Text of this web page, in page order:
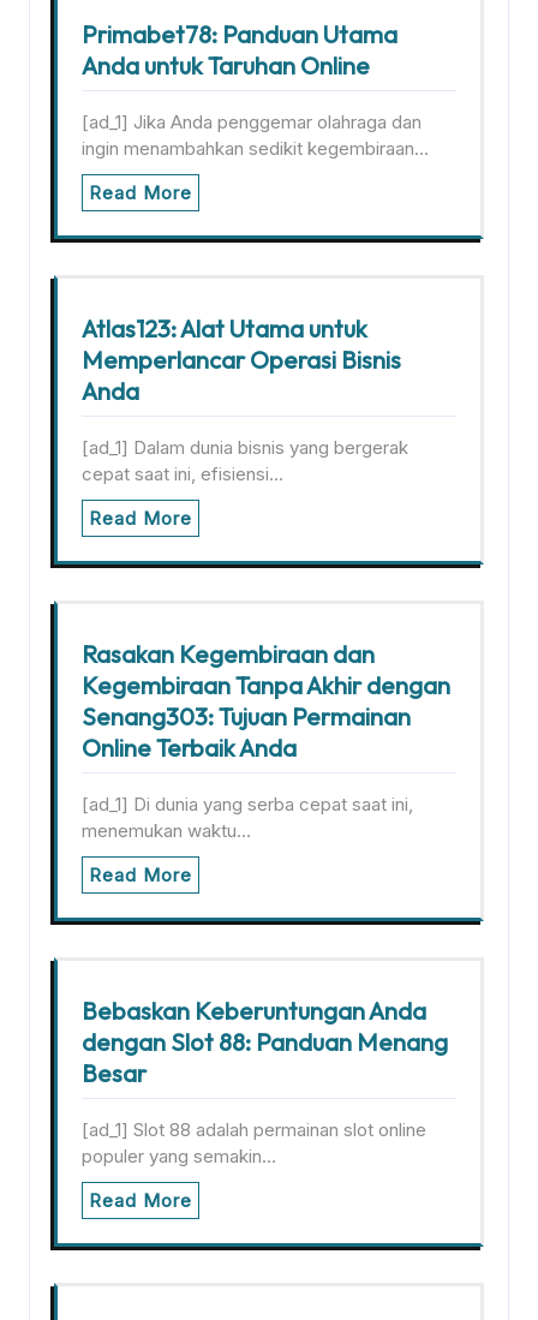
Primabet78: Panduan Utama
Anda untuk Taruhan Online
[ad_1] Jika Anda penggemar olahraga dan
ingin menambahkan sedikit kegembiraan…
Read More
Atlas123: Alat Utama untuk
Memperlancar Operasi Bisnis
Anda
[ad_1] Dalam dunia bisnis yang bergerak
cepat saat ini, efisiensi…
Read More
Rasakan Kegembiraan dan
Kegembiraan Tanpa Akhir dengan
Senang303: Tujuan Permainan
Online Terbaik Anda
[ad_1] Di dunia yang serba cepat saat ini,
menemukan waktu…
Read More
Bebaskan Keberuntungan Anda
dengan Slot 88: Panduan Menang
Besar
[ad_1] Slot 88 adalah permainan slot online
populer yang semakin…
Read More